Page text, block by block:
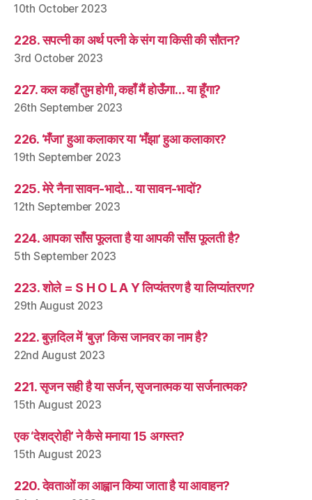
10th October 2023
228. सपत्नी का अर्थ पत्नी के संग या किसी की सौतन?
3rd October 2023
227. कल कहाँ तुम होगी, कहाँ मैं होऊँगा… या हूँगा?
26th September 2023
226. ‘मँजा’ हुआ कलाकार या ‘मँझा’ हुआ कलाकार?
19th September 2023
225. मेरे नैना सावन-भादो… या सावन-भादों?
12th September 2023
224. आपका साँस फूलता है या आपकी साँस फूलती है?
5th September 2023
223. शोले = S H O L A Y लिप्यंतरण है या लिप्यांतरण?
29th August 2023
222. बुज़दिल में ‘बुज़’ किस जानवर का नाम है?
22nd August 2023
221. सृजन सही है या सर्जन, सृजनात्मक या सर्जनात्मक?
15th August 2023
एक ‘देशद्रोही’ ने कैसे मनाया 15 अगस्त?
15th August 2023
220. देवताओं का आह्वान किया जाता है या आवाहन?